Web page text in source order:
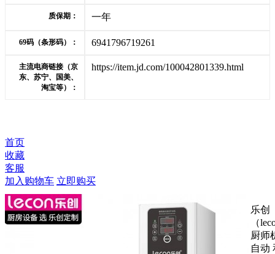
质保期： 一年
69码（条形码）： 6941796719261
主流电商链接（京
东、苏宁、国美、
淘宝等）：
https://item.jd.com/100042801339.html
首页
收藏
客服
加入购物车 立即购买
乐创
（
厨师
自动